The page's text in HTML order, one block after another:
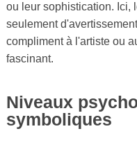
ou leur sophistication. Ici,
seulement
compliment à l'artiste ou
fascinant.
Niveaux
symboliques